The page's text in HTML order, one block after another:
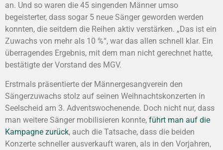
an. Und so waren die 45 singenden Männer umso
begeisterter, dass sogar 5 neue Sänger geworden werden
konnten, die seitdem die Reihen aktiv verstärken. „Das ist ein
Zuwachs von mehr als 10 %“, war das allen schnell klar. Ein
überragendes Ergebnis, mit dem man nicht gerechnet hatte,
bestätigte der Vorstand des MGV.
Erstmals präsentierte der Männergesangverein den
Sängerzuwachs stolz auf seinen Weihnachtskonzerten in
Seelscheid am 3. Adventswochenende. Doch nicht nur, dass
man weitere Sänger mobilisieren konnte, führt man auf die
Kampagne zurück, auch die Tatsache, dass die beiden
Konzerte schneller ausverkauft waren, als in den Vorjahren,